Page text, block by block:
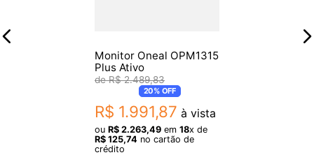
Monitor Oneal OPM1315
Plus Ativo
R$ 2.489,83
20%OFF
R$ 1.991,87 à vista
ou R$ 2.263,49 em 18x de
R$ 125,74 no cartão de
crédito